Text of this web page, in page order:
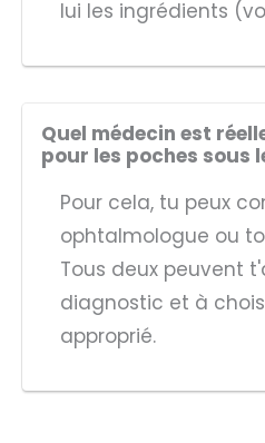
lui les ingrédients
Quel médecin est
pour les poches sous
Pour cela, tu peux
ophtalmologue ou
Tous deux peuvent
diagnostic et à
approprié.